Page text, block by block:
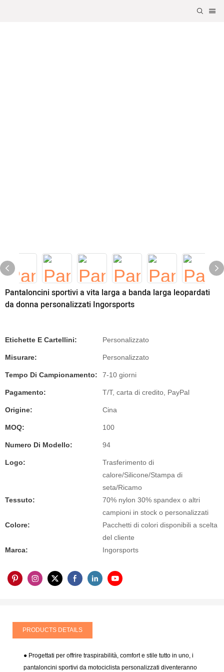
Pantaloncini sportivi a vita larga a banda larga leopardati
da donna personalizzati Ingorsports
Etichette E Cartellini: Personalizzato
Misurare: Personalizzato
Tempo Di Campionamento: 7-10 giorni
Pagamento: T/T, carta di credito, PayPal
Origine: Cina
MOQ: 100
Numero Di Modello: 94
Logo:
Trasferimento di
calore/Silicone/Stampa di
seta/Ricamo
Tessuto:
70% nylon 30% spandex o altri
campioni in stock o personalizzati
Colore:
Pacchetti di colori disponibili a scelta
del cliente
Marca:
Ingorsports
PRODUCTS DETAILS
● Progettati per offrire traspirabilità, comfort e stile tutto in uno, i
pantaloncini sportivi da motociclista personalizzati diventeranno